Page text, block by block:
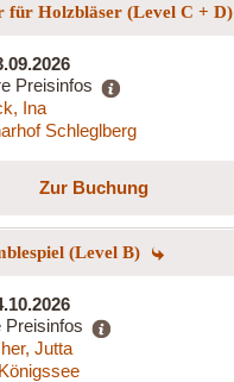
für Holzbläser (Level C + D)
Preisinfos
Ina
Schleglberg
Zur Buchung
(Level B)
Preisinfos
Jutta